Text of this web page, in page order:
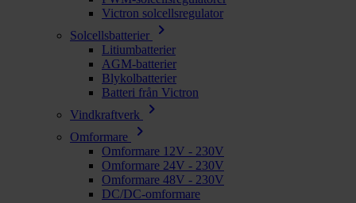
Victron solcellsregulator
Solcellsbatterier
chevron_right
Litiumbatterier
AGM-batterier
Blykolbatterier
Batteri från Victron
Vindkraftverk
chevron_right
Omformare chevron_right
Omformare 12V - 230V
Omformare 24V - 230V
Omformare 48V - 230V
DC/DC-omformare